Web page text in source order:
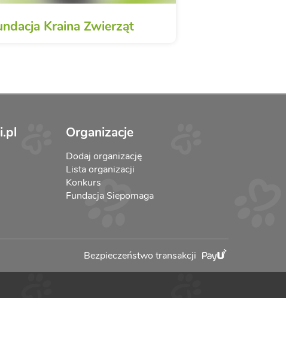
Kraina Zwierząt
Organizacje
Dodaj organizację
Lista organizacji
Konkurs
Fundacja Siepomaga
Bezpieczeństwo transakcji